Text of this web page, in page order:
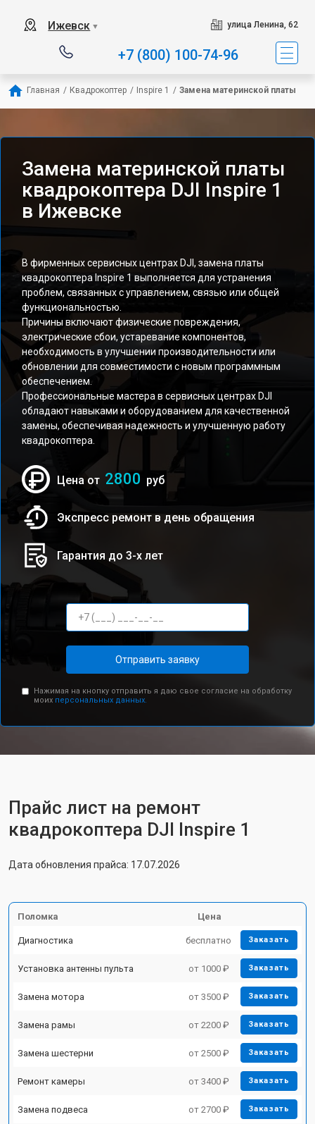
Ижевск ▼ улица Ленина, 62
+7 (800) 100-74-96
Главная / Квадрокоптер / Inspire 1 / Замена материнской платы
Замена материнской платы
квадрокоптера DJI Inspire 1
в Ижевске
В фирменных сервисных центрах DJI, замена платы
квадрокоптера Inspire 1 выполняется для устранения
проблем, связанных с управлением, связью или общей
функциональностью.
Причины включают физические повреждения,
электрические сбои, устаревание компонентов,
необходимость в улучшении производительности или
обновлении для совместимости с новым программным
обеспечением.
Профессиональные мастера в сервисных центрах DJI
обладают навыками и оборудованием для качественной
замены, обеспечивая надежность и улучшенную работу
квадрокоптера.
Цена от 2800 руб
Экспресс ремонт в день обращения
Гарантия до 3-х лет
Отправить заявку
Нажимая на кнопку отправить я даю свое согласие на обработку
моих персональных данных.
Прайс лист на ремонт
квадрокоптера DJI Inspire 1
Дата обновления прайса: 17.07.2026
Поломка Цена
Диагностика бесплатно Заказать
Установка антенны пульта от 1000 ₽ Заказать
Замена мотора от 3500 ₽ Заказать
Замена рамы от 2200 ₽ Заказать
Замена шестерни от 2500 ₽ Заказать
Ремонт камеры от 3400 ₽ Заказать
Замена подвеса от 2700 ₽ Заказать